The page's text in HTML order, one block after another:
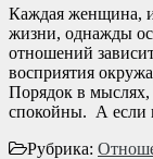
Каждая женщина,
жизни, однажды
отношений
восприятия
Порядок в
спокойны. А если
Рубрика: